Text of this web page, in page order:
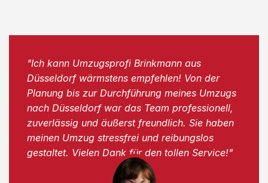
"Ich kann Umzugsprofi Brinkmann aus
Düsseldorf wärmstens empfehlen! Von der
Planung bis zur Durchführung meines Umzugs
nach Düsseldorf war das Team professionell,
zuverlässig und äußerst freundlich. Sie haben
meinen Umzug stressfrei und reibungslos
gestaltet. Vielen Dank für den tollen Service!"